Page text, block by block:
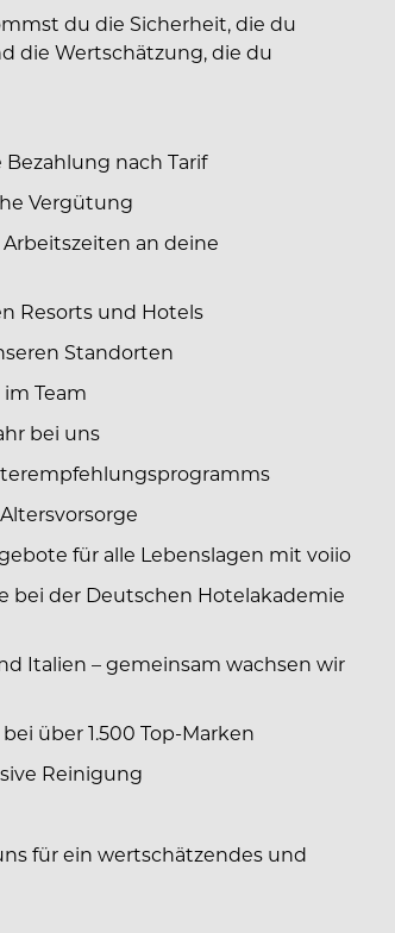
du die Sicherheit, die du
die Wertschätzung, die du
nach Tarif
Vergütung
an deine
Resorts und Hotels
Standorten
Team
bei uns
für alle Lebenslagen mit voiio
der Deutschen Hotelakademie
Italien – gemeinsam wachsen wir
über 1.500 Top-Marken
Reinigung
für ein wertschätzendes und